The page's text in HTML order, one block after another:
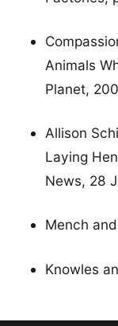
Animals
Planet,
Allison
Laying
News, 28
Mench
Knowles